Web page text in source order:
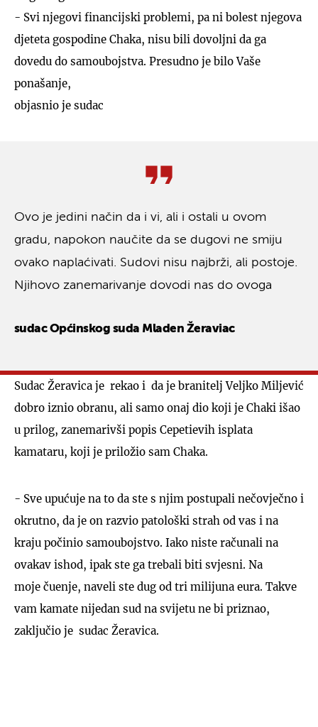
- Svi njegovi financijski problemi, pa ni bolest njegova
djeteta gospodine Chaka, nisu bili dovoljni da ga
dovedu do samoubojstva. Presudno je bilo Vaše
ponašanje,
objasnio je sudac
Ovo je jedini način da i vi, ali i ostali u ovom
gradu, napokon naučite da se dugovi ne smiju
ovako naplaćivati. Sudovi nisu najbrži, ali postoje.
Njihovo zanemarivanje dovodi nas do ovoga
sudac Općinskog suda Mladen Žeraviac
Sudac Žeravica je rekao i da je branitelj Veljko Miljević
dobro iznio obranu, ali samo onaj dio koji je Chaki išao
u prilog, zanemarivši popis Cepetievih isplata
kamataru, koji je priložio sam Chaka.
- Sve upućuje na to da ste s njim postupali nečovječno i
okrutno, da je on razvio patološki strah od vas i na
kraju počinio samoubojstvo. Iako niste računali na
ovakav ishod, ipak ste ga trebali biti svjesni. Na
moje čuenje, naveli ste dug od tri milijuna eura. Takve
vam kamate nijedan sud na svijetu ne bi priznao,
zaključio je sudac Žeravica.